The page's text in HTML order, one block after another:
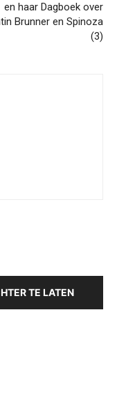
en haar Dagboek over
Brunner en Spinoza
(3)
TE LATEN